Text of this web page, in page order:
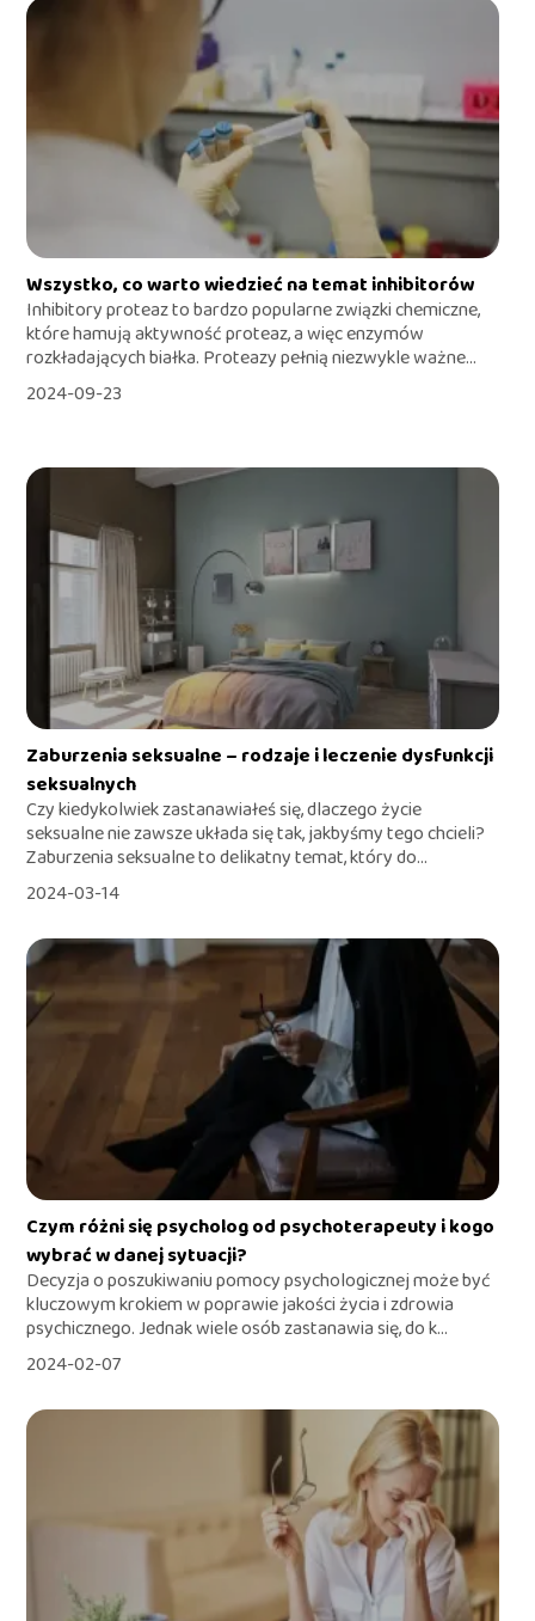
Wszystko, co warto wiedzieć na temat inhibitorów
Inhibitory proteaz to bardzo popularne związki chemiczne,
które hamują aktywność proteaz, a więc enzymów
rozkładających białka. Proteazy pełnią niezwykle ważne...
2024-09-23
Zaburzenia seksualne – rodzaje i leczenie dysfunkcji
seksualnych
Czy kiedykolwiek zastanawiałeś się, dlaczego życie
seksualne nie zawsze układa się tak, jakbyśmy tego chcieli?
Zaburzenia seksualne to delikatny temat, który do...
2024-03-14
Czym różni się psycholog od psychoterapeuty i kogo
wybrać w danej sytuacji?
Decyzja o poszukiwaniu pomocy psychologicznej może być
kluczowym krokiem w poprawie jakości życia i zdrowia
psychicznego. Jednak wiele osób zastanawia się, do k...
2024-02-07